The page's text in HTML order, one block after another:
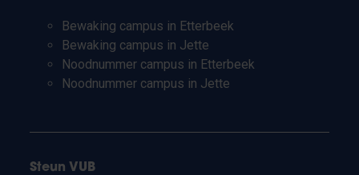
Bewaking campus in Etterbeek
Bewaking campus in Jette
Noodnummer campus in Etterbeek
Noodnummer campus in Jette
Steun VUB